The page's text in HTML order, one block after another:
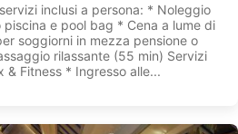
inclusi a persona: * Noleggio
e pool bag * Cena a lume di
soggiorni in mezza pensione o
rilassante (55 min) Servizi
& Fitness * Ingresso alle...